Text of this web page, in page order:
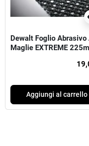
Dewalt Foglio Abrasivo
Maglie EXTREME
Aggiungi al carrello